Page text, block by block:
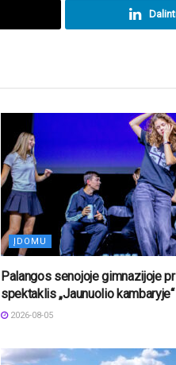
ĮDOMU
Palangos senojoje gimnazijoje
spektaklis „Jaunuolio kambaryje“
2026-08-05